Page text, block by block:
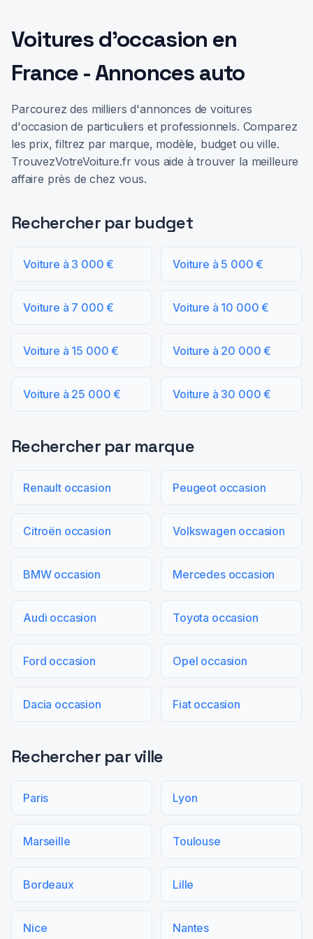
Voitures d'occasion en
France - Annonces auto
Parcourez des milliers d'annonces de voitures
d'occasion de particuliers et professionnels. Comparez
les prix, filtrez par marque, modèle, budget ou ville.
TrouvezVotreVoiture.fr vous aide à trouver la meilleure
affaire près de chez vous.
Rechercher par budget
Voiture à 3 000 € Voiture à 5 000 €
Voiture à 7 000 € Voiture à 10 000 €
Voiture à 15 000 € Voiture à 20 000 €
Voiture à 25 000 € Voiture à 30 000 €
Rechercher par marque
Renault occasion Peugeot occasion
Citroën occasion Volkswagen occasion
BMW occasion Mercedes occasion
Audi occasion Toyota occasion
Ford occasion Opel occasion
Dacia occasion Fiat occasion
Rechercher par ville
Paris Lyon
Marseille Toulouse
Bordeaux Lille
Nice Nantes